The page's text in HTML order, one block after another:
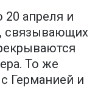
апреля и
связывающих
То же
Германией и